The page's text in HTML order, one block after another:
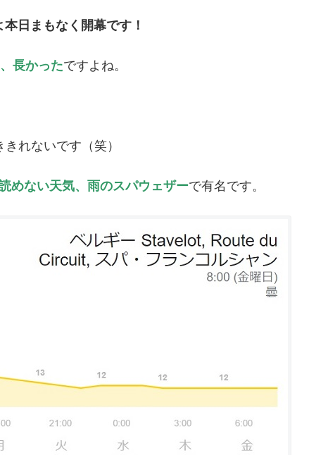
本日まもなく開幕です！
長かったですよね。
れないです（笑）
めない天気、雨のスパウェザーで有名です。